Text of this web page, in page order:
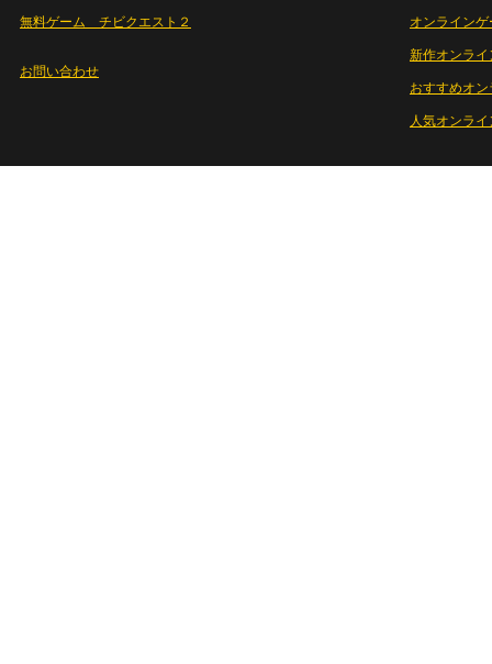
無料ゲーム チビクエスト２
お問い合わせ
オンライン
新作オンライ
おすすめオ
人気オンラ